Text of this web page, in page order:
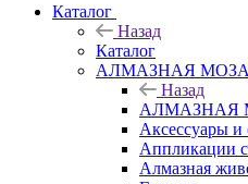
Каталог
Назад
Каталог
АЛМАЗНАЯ
Назад
АЛМАЗНАЯ
Аксессуары и
Аппликации
Алмазная